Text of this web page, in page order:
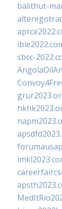
balithut-
sbcc-